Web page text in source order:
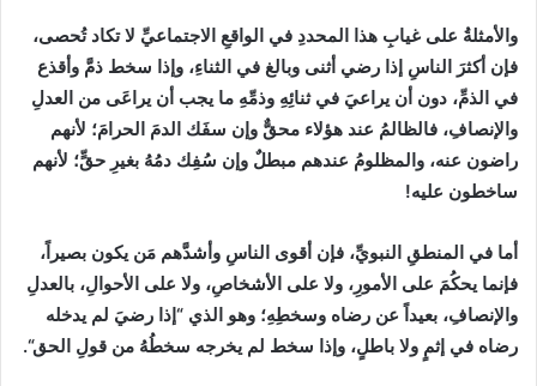
والأمثلةُ على غيابِ هذا المحددِ في الواقعِ الاجتماعيِّ لا تكاد تُحصى،
فإن أكثرَ الناسِ إذا رضي أثنى وبالغ في الثناءِ، وإذا سخط ذمَّ وأقذع
في الذمِّ، دون أن يراعيَ في ثنائِهِ وذمِّهِ ما يجب أن يراعَى من العدلِ
والإنصافِ، فالظالمُ عند هؤلاء محقٌّ وإن سفَك الدمَ الحرامَ؛ لأنهم
راضون عنه، والمظلومُ عندهم مبطلٌ وإن سُفِك دمُهُ بغيرِ حقٍّ؛ لأنهم
ساخطون عليه!
أما في المنطقِ النبويِّ، فإن أقوى الناسِ وأشدَّهم مَن يكون بصيراً،
فإنما يحكُمَ على الأمورِ، ولا على الأشخاصِ، ولا على الأحوالِ، بالعدلِ
والإنصافِ، بعيداً عن رضاه وسخطِهِ؛ وهو الذي “إذا رضيَ لم يدخله
رضاه في إثمٍ ولا باطلٍ، وإذا سخط لم يخرجه سخطُهُ من قولِ الحق“
.